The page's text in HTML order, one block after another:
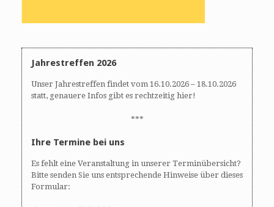
Jahrestreffen 2026
Unser Jahrestreffen findet vom 16.10.2026 – 18.10.2026
statt, genauere Infos gibt es rechtzeitig hier!
***
Ihre Termine bei uns
Es fehlt eine Veranstaltung in unserer Terminübersicht?
Bitte senden Sie uns entsprechende Hinweise über dieses
Formular: